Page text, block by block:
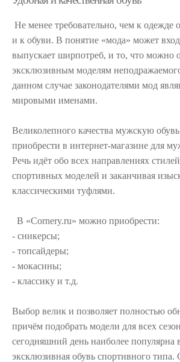
Не менее требовательно, чем к одежде
и к обуви. В понятие «мода» может
выпускает ширпотреб, и то, что можно
эксклюзивным моделям
данном случае законодателями мод
мировыми именами.
Великолепного качества мужскую
приобрести в интернет-магазине для
Речь идёт обо всех направлениях
спортивных моделей и заканчивая
классическими туфлями.
В «Cornery.ru» можно приобрести:
- сникерсы;
- топсайдеры;
- мокасины;
- классику и т.д.
Выбор велик и позволяет полностью
причём подобрать модели для всех
сегодняшний день наиболее популярна
эксклюзивная обувь спортивного типа.